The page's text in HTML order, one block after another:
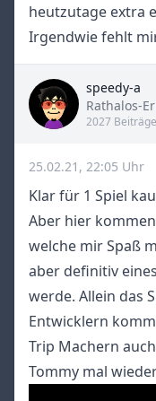
heutzutage extra
Irgendwie fehlt
speedy-a
Title
Rathalos-
2027 Beiträge
25.02.21, 22:05 Uhr
Klar für 1 Spiel
Aber hier
welche mir Spaß
aber definitiv
werde. Allein das
Entwicklern
Trip Machern
Tommy mal